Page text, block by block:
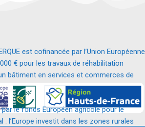
est cofinancée par l’Union Européenne
€ pour les travaux de réhabilitation
bâtiment en services et commerces de
proximité.
le fonds Européen agricole pour le
: l’Europe investit dans les zones rurales